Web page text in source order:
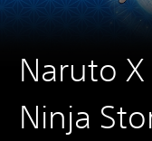
Naruto
Ninja